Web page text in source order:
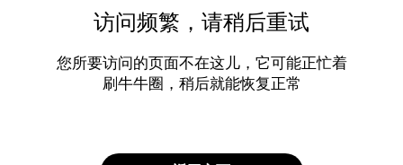
访问频繁，请稍后重试
您所要访问的页面不在这儿，它可能正忙着
刷牛牛圈，稍后就能恢复正常